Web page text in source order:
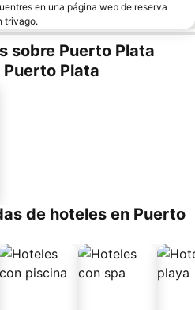
en una página web de reserva
trivago.
sobre Puerto Plata
Plata
de hoteles en Puerto